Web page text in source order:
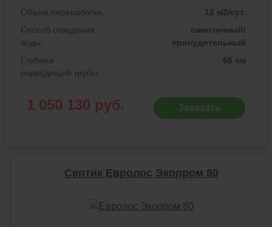
Объем переработки:
12 м3/сут.
Способ отведения
воды:
самотечный/
принудительный
Глубина
подводящей трубы:
66 см
1 050 130 руб. Заказать
Септик Евролос Экопром 80